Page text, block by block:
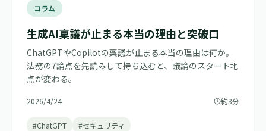
コラム
生成AI稟議が止まる本当の理由と突破口
ChatGPTやCopilotの稟議が止まる本当の理由は何か。
法務の7論点を先読みして持ち込むと、議論のスタート地
点が変わる。
2026/4/24 約3分
#ChatGPT #セキュリティ